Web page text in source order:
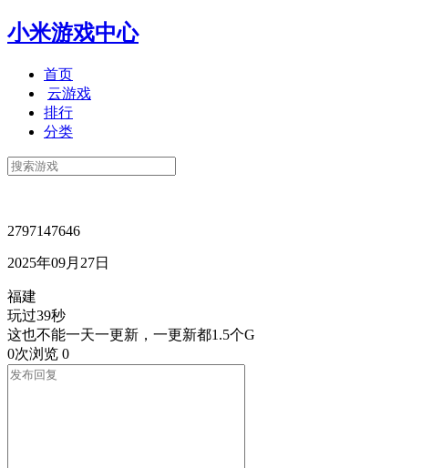
小米游戏中心
首页
云游戏
排行
分类
2797147646
2025年09月27日
福建
玩过39秒
这也不能一天一更新，一更新都1.5个G
0次浏览 0